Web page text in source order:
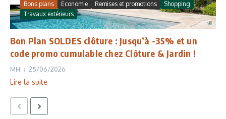
Bons plans Economie Remises et promotions
Shopping
Travaux extérieurs
Bon Plan SOLDES clôture : Jusqu’à -35% et un
code promo cumulable chez Clôture & Jardin !
MH 25/06/2026
Lire la suite